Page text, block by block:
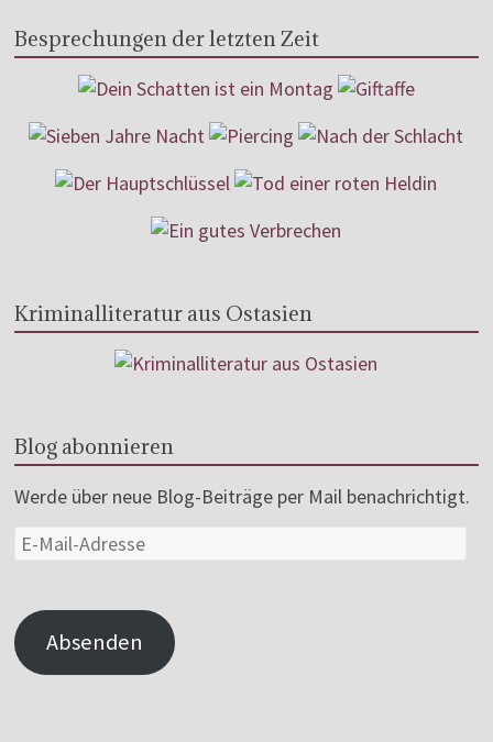
Besprechungen der letzten Zeit
Kriminalliteratur aus Ostasien
Blog abonnieren
Werde über neue Blog-Beiträge per Mail benachrichtigt.
Absenden